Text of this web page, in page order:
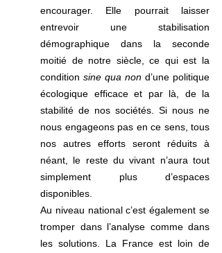
encourager. Elle pourrait laisser
entrevoir une stabilisation
démographique dans la seconde
moitié de notre siècle, ce qui est la
condition sine qua non d’une politique
écologique efficace et par là, de la
stabilité de nos sociétés. Si nous ne
nous engageons pas en ce sens, tous
nos autres efforts seront réduits à
néant, le reste du vivant n’aura tout
simplement plus d’espaces
disponibles.
Au niveau national c’est également se
tromper dans l’analyse comme dans
les solutions. La France est loin de